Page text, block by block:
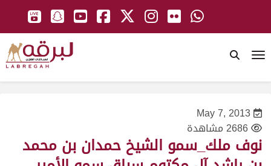
May 7, 2013
2686 مشاهدة
نوف ملك_سمو الشيخ حمدان بن محمد